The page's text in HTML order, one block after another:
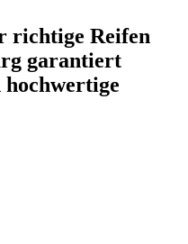
richtige Reifen
garantiert